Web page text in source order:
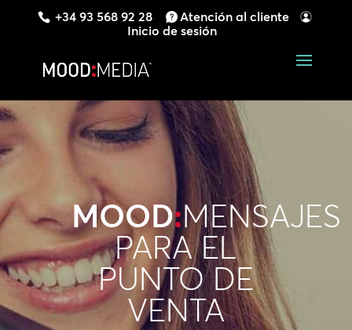
+34 93 568 92 28
Atención al cliente
Inicio de sesión
MOOD:MENSAJES
PARA EL
PUNTO DE
VENTA